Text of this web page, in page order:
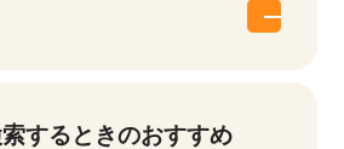
するときのおすすめ